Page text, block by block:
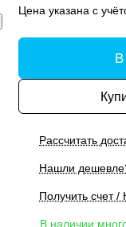
Цена указана с
В
Рассчитать
Нашли
Получить счет /
В наличии